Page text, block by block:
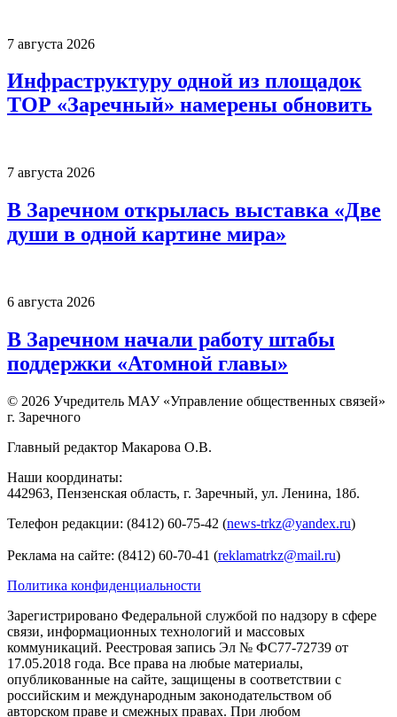
7 августа 2026
Инфраструктуру одной из площадок
ТОР «Заречный» намерены обновить
7 августа 2026
В Заречном открылась выставка «Две
души в одной картине мира»
6 августа 2026
В Заречном начали работу штабы
поддержки «Атомной главы»
© 2026 Учредитель МАУ «Управление общественных связей»
г. Заречного
Главный редактор Макарова О.В.
Наши координаты:
442963, Пензенская область, г. Заречный, ул. Ленина, 18б.
Телефон редакции: (8412) 60-75-42 (news-trkz@yandex.ru)
Реклама на сайте: (8412) 60-70-41 (reklamatrkz@mail.ru)
Политика конфиденциальности
Зарегистрировано Федеральной службой по надзору в сфере
связи, информационных технологий и массовых
коммуникаций. Реестровая запись Эл № ФС77-72739 от
17.05.2018 года. Все права на любые материалы,
опубликованные на сайте, защищены в соответствии с
российским и международным законодательством об
авторском праве и смежных правах. При любом